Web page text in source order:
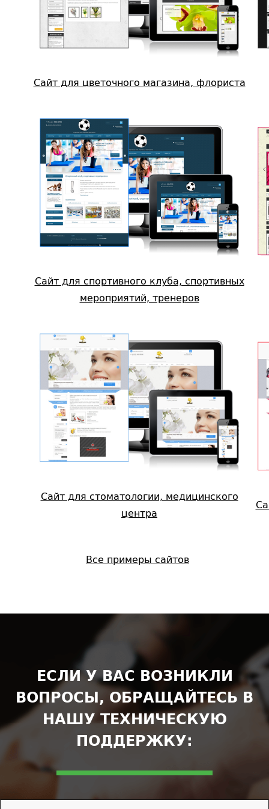
Сайт для цветочного магазина, флориста
Сайт для спортивного клуба, спортивных
мероприятий, тренеров
Сайт для стоматологии, медицинского
центра
Все примеры сайтов
ЕСЛИ У ВАС ВОЗНИКЛИ
ВОПРОСЫ, ОБРАЩАЙТЕСЬ В
НАШУ ТЕХНИЧЕСКУЮ
ПОДДЕРЖКУ: